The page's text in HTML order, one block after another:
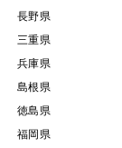
長野県
三重県
兵庫県
島根県
徳島県
福岡県